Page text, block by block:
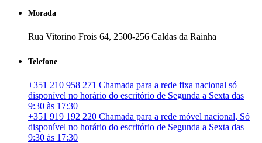
Morada
Rua Vitorino Frois 64, 2500-256 Caldas da Rainha
Telefone
+351 210 958 271 Chamada para a rede fixa nacional só
disponível no horário do escritório de Segunda a Sexta das
9:30 às 17:30
+351 919 192 220 Chamada para a rede móvel nacional, Só
disponível no horário do escritório de Segunda a Sexta das
9:30 às 17:30